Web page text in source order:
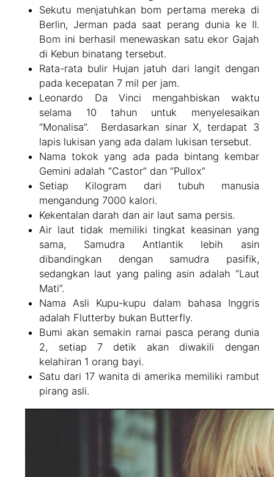
Sekutu menjatuhkan bom pertama mereka di
Berlin, Jerman pada saat perang dunia ke II.
Bom ini berhasil menewaskan satu ekor Gajah
di Kebun binatang tersebut.
Rata-rata bulir Hujan jatuh dari langit dengan
pada kecepatan 7 mil per jam.
Leonardo Da Vinci mengahbiskan waktu
selama 10 tahun untuk menyelesaikan
“Monalisa”. Berdasarkan sinar X, terdapat 3
lapis lukisan yang ada dalam lukisan tersebut.
Nama tokok yang ada pada bintang kembar
Gemini adalah “Castor” dan “Pullox”
Setiap Kilogram dari tubuh manusia
mengandung 7000 kalori.
Kekentalan darah dan air laut sama persis.
Air laut tidak memiliki tingkat keasinan yang
sama, Samudra Antlantik lebih asin
dibandingkan dengan samudra pasifik,
sedangkan laut yang paling asin adalah “Laut
Mati”.
Nama Asli Kupu-kupu dalam bahasa Inggris
adalah Flutterby bukan Butterfly.
Bumi akan semakin ramai pasca perang dunia
2, setiap 7 detik akan diwakili dengan
kelahiran 1 orang bayi.
Satu dari 17 wanita di amerika memiliki rambut
pirang asli.